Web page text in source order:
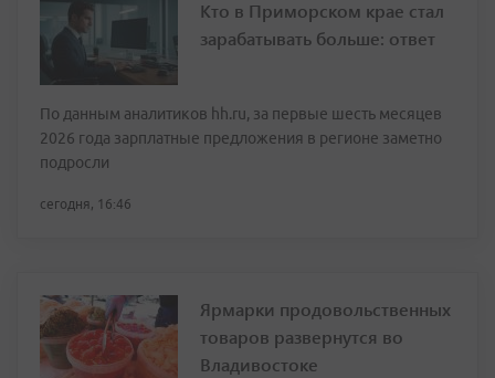
Кто в Приморском крае стал
зарабатывать больше: ответ
По данным аналитиков hh.ru, за первые шесть месяцев
2026 года зарплатные предложения в регионе заметно
подросли
сегодня, 16:46
Ярмарки продовольственных
товаров развернутся во
Владивостоке